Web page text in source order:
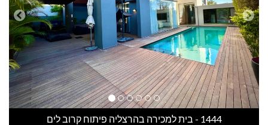
1444 - בית למכירה בהרצליה פיתוח קרוב לים